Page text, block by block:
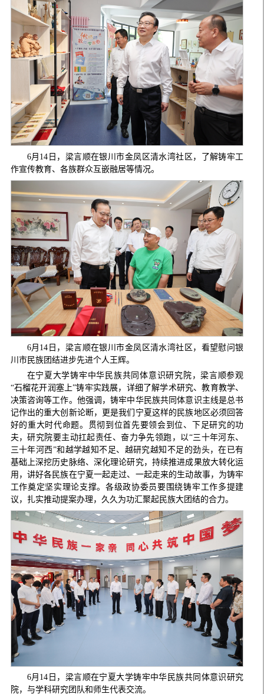
6月14日，梁言顺在银川市金凤区清水湾社区，了解铸牢工
作宣传教育、各族群众互嵌融居等情况。
6月14日，梁言顺在银川市金凤区清水湾社区，看望慰问银
川市民族团结进步先进个人王辉。
在宁夏大学铸牢中华民族共同体意识研究院，梁言顺参观
“石榴花开润塞上”铸牢实践展，详细了解学术研究、教育教学、
决策咨询等工作。他强调，铸牢中华民族共同体意识主线是总书
记作出的重大创新论断，更是我们宁夏这样的民族地区必须回答
好的重大时代命题。贯彻到位首先要领会到位、下足研究的功
夫，研究院要主动扛起责任、奋力争先领跑，以“三十年河东、
三十年河西”和越学越知不足、越研究越知不足的劲头，在已有
基础上深挖历史脉络、深化理论研究，持续推进成果放大转化运
用，讲好各民族在宁夏一起走过、一起走来的生动故事，为铸牢
工作奠定坚实理论支撑。各级政协委员要围绕铸牢工作多提建
议，扎实推动提案办理，久久为功汇聚起民族大团结的合力。
6月14日，梁言顺在宁夏大学铸牢中华民族共同体意识研究
院，与学科研究团队和师生代表交流。